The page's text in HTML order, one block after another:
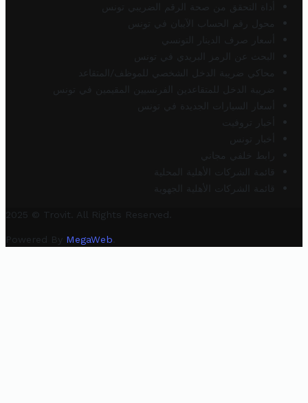
أداة التحقق من صحة الرقم الضريبي تونس
محول رقم الحساب الآيبان في تونس
أسعار صرف الدينار التونسي
البحث عن الرمز البريدي في تونس
محاكي ضريبة الدخل الشخصي للموظف/المتقاعد
ضريبة الدخل للمتقاعدين الفرنسيين المقيمين في تونس
أسعار السيارات الجديدة في تونس
أخبار تروفيت
أخبار تونس
رابط خلفي مجاني
قائمة الشركات الأهلية المحلية
قائمة الشركات الأهلية الجهوية
2025 © Trovit. All Rights Reserved.
Powered By MegaWeb